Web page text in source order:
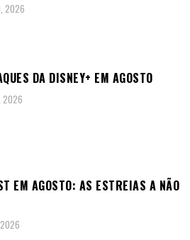
2026
DA DISNEY+ EM AGOSTO
2026
EM AGOSTO: AS ESTREIAS A NÃO
2026